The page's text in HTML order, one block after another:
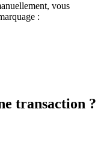
vous
:
transaction ?